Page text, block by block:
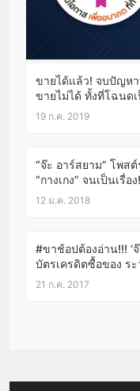
ขายได้แล้ว! จบปัญหา
ขายไม่ได้ ทั้งที่โฉนด
19 ก.ค. 2019
“จ๊ะ อาร์สยาม” โพส
“กางเกง” จนเป็นเรื่อ
12 ม.ค. 2018
#ขาช้อปต้องอ่าน!!! ‘
บัตรเครดิตซื้อของ ระ
21 ก.ค. 2017